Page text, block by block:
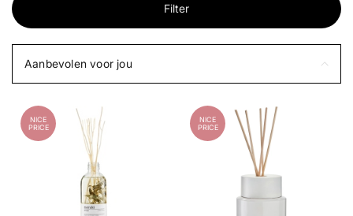
Filter
Aanbevolen voor jou
NICE
PRICE
NICE
PRICE